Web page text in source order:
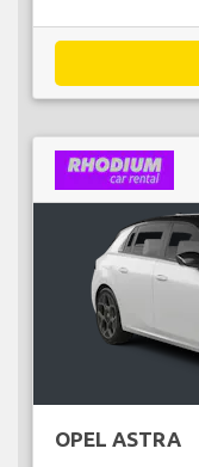
OPEL ASTRA